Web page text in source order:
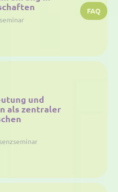
FAQ
und
als zentraler